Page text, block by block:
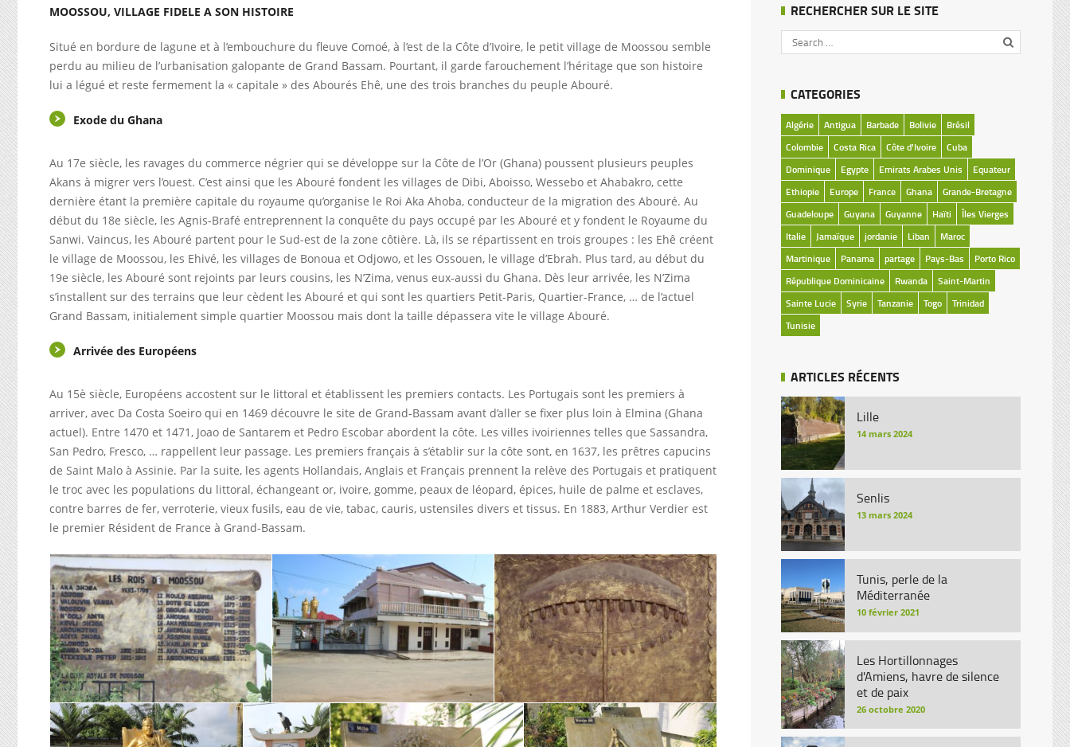
MOOSSOU, VILLAGE FIDELE A SON HISTOIRE
Situé en bordure de lagune et à l’embouchure du fleuve Comoé, à l’est de la Côte d’Ivoire, le petit village de Moossou semble
perdu au milieu de l’urbanisation galopante de Grand Bassam. Pourtant, il garde farouchement l’héritage que son histoire
lui a légué et reste fermement la « capitale » des Abourés Ehê, une des trois branches du peuple Abouré.
Exode du Ghana
Au 17e siècle, les ravages du commerce négrier qui se développe sur la Côte de l’Or (Ghana) poussent plusieurs peuples
Akans à migrer vers l’ouest. C’est ainsi que les Abouré fondent les villages de Dibi, Aboisso, Wessebo et Ahabakro, cette
dernière étant la première capitale du royaume qu’organise le Roi Aka Ahoba, conducteur de la migration des Abouré. Au
début du 18e siècle, les Agnis-Brafé entreprennent la conquête du pays occupé par les Abouré et y fondent le Royaume du
Sanwi. Vaincus, les Abouré partent pour le Sud-est de la zone côtière. Là, ils se répartissent en trois groupes : les Ehê créent
le village de Moossou, les Ehivé, les villages de Bonoua et Odjowo, et les Ossouen, le village d’Ebrah. Plus tard, au début du
19e siècle, les Abouré sont rejoints par leurs cousins, les N’Zima, venus eux-aussi du Ghana. Dès leur arrivée, les N’Zima
s’installent sur des terrains que leur cèdent les Abouré et qui sont les quartiers Petit-Paris, Quartier-France, … de l’actuel
Grand Bassam, initialement simple quartier Moossou mais dont la taille dépassera vite le village Abouré.
Arrivée des Européens
Au 15è siècle, Européens accostent sur le littoral et établissent les premiers contacts. Les Portugais sont les premiers à
arriver, avec Da Costa Soeiro qui en 1469 découvre le site de Grand-Bassam avant d’aller se fixer plus loin à Elmina (Ghana
actuel). Entre 1470 et 1471, Joao de Santarem et Pedro Escobar abordent la côte. Les villes ivoiriennes telles que Sassandra,
San Pedro, Fresco, … rappellent leur passage. Les premiers français à s’établir sur la côte sont, en 1637, les prêtres capucins
de Saint Malo à Assinie. Par la suite, les agents Hollandais, Anglais et Français prennent la relève des Portugais et pratiquent
le troc avec les populations du littoral, échangeant or, ivoire, gomme, peaux de léopard, épices, huile de palme et esclaves,
contre barres de fer, verroterie, vieux fusils, eau de vie, tabac, cauris, ustensiles divers et tissus. En 1883, Arthur Verdier est
le premier Résident de France à Grand-Bassam.
RECHERCHER SUR LE SITE
CATEGORIES
Algérie Antigua Barbade Bolivie
Brésil
Colombie
Costa Rica Côte d'Ivoire
Cuba
Dominique
Egypte Emirats Arabes Unis
Equateur
Ethiopie
Europe France Ghana
Grande-Bretagne
Guadeloupe
Guyana Guyanne Haïti
Îles Vierges
Italie
Jamaïque jordanie Liban
Maroc
Martinique
Panama partage Pays-Bas
Porto Rico
République Dominicaine
Rwanda
Saint-Martin
Sainte Lucie
Syrie Tanzanie Togo
Trinidad
Tunisie
ARTICLES RÉCENTS
Lille
14 mars 2024
Senlis
13 mars 2024
Tunis, perle de la
Méditerranée
10 février 2021
Les Hortillonnages
d'Amiens, havre de silence
et de paix
26 octobre 2020